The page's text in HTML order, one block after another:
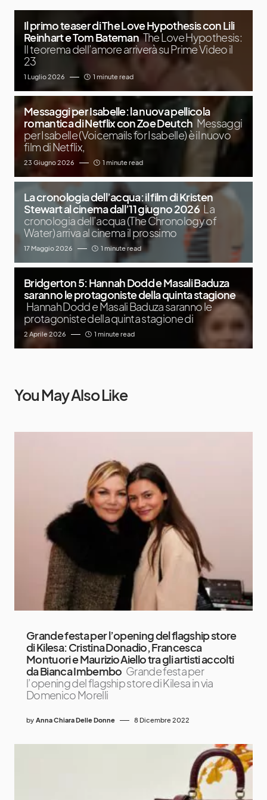
Il primo teaser di The Love Hypothesis con Lili
Reinhart e Tom Bateman The Love Hypothesis:
Il teorema dell’amore arriverà su Prime Video il
23
1 Luglio 2026 1 minute read
Messaggi per Isabelle: la nuova pellicola
romantica di Netflix con Zoe Deutch Messaggi
per Isabelle (Voicemails for Isabelle) è il nuovo
film di Netflix,
23 Giugno 2026 1 minute read
La cronologia dell’acqua: il film di Kristen
Stewart al cinema dall’11 giugno 2026 La
cronologia dell’acqua (The Chronology of
Water) arriva al cinema il prossimo
17 Maggio 2026 1 minute read
Bridgerton 5: Hannah Dodd e Masali Baduza
saranno le protagoniste della quinta stagione
Hannah Dodd e Masali Baduza saranno le
protagoniste della quinta stagione di
2 Aprile 2026 1 minute read
You May Also Like
Grande festa per l’opening del flagship store
di Kilesa: Cristina Donadio, Francesca
Montuori e Maurizio Aiello tra gli artisti accolti
da Bianca Imbembo Grande festa per
l’opening del flagship store di Kilesa in via
Domenico Morelli
by Anna Chiara Delle Donne 8 Dicembre 2022